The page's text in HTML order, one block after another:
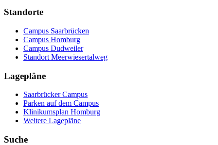
Standorte
Campus Saarbrücken
Campus Homburg
Campus Dudweiler
Standort Meerwiesertalweg
Lagepläne
Saarbrücker Campus
Parken auf dem Campus
Klinikumsplan Homburg
Weitere Lagepläne
Suche